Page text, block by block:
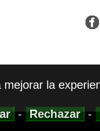
la
-Rechazar-